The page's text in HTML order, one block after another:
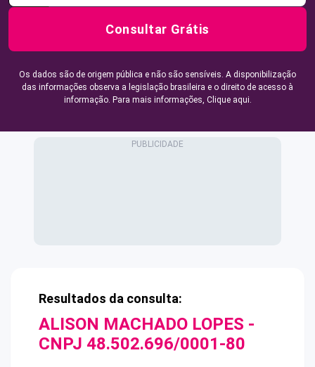
Consultar Grátis
Os dados são de origem pública e não são sensíveis. A disponibilização
das informações observa a legislação brasileira e o direito de acesso à
informação. Para mais informações, Clique aqui.
Resultados da consulta:
ALISON MACHADO LOPES -
CNPJ 48.502.696/0001-80